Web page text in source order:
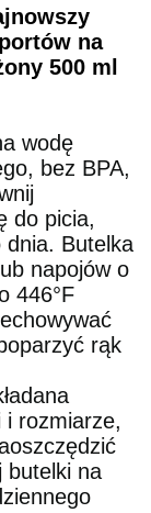
na
500 ml
wodę
bez BPA,
do picia,
dnia. Butelka
napojów o
446°F
rąk
i rozmiarze,
butelki na